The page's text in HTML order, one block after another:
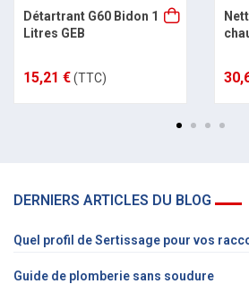
Détartrant G60 Bidon 1
Litres GEB
15,21 €(TTC)
DERNIERS ARTICLES DU BLOG
Quel profil de Sertissage pour vos
Guide de plomberie sans soudure